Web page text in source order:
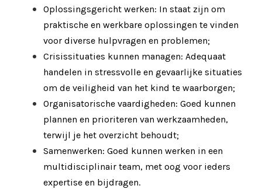
Oplossingsgericht werken: In staat zijn om
praktische en werkbare oplossingen te vinden
voor diverse hulpvragen en problemen;
Crisissituaties kunnen managen: Adequaat
handelen in stressvolle en gevaarlijke situaties
om de veiligheid van het kind te waarborgen;
Organisatorische vaardigheden: Goed kunnen
plannen en prioriteren van werkzaamheden,
terwijl je het overzicht behoudt;
Samenwerken: Goed kunnen werken in een
multidisciplinair team, met oog voor ieders
expertise en bijdragen.